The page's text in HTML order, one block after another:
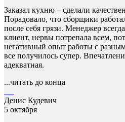
Заказал кухню – сделали
Порадовало, что сборщики
после себя грязи. Менеджер
клиент, нервы потрепала всем,
негативный опыт работы с
все получилось супер.
адекватная.
...читать до конца
Денис Кудевич
5 октября